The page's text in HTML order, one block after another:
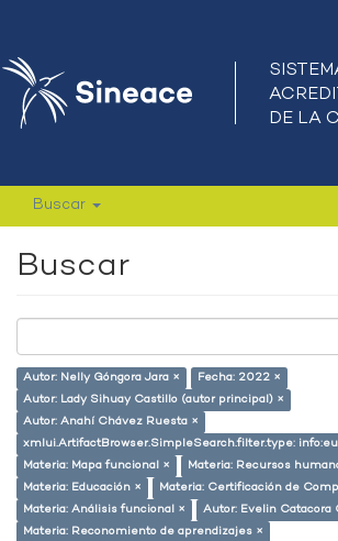
Buscar
Buscar
Autor: Nelly Góngora Jara ×
Fecha: 2022 ×
Autor: Lady Sihuay Castillo (autor principal) ×
Autor: Anahí Chávez Ruesta ×
xmlui.ArtifactBrowser.SimpleSearch.filter.type:
Materia: Mapa funcional ×
Materia: Recursos
Materia: Educación ×
Materia: Certificación de
Materia: Análisis funcional ×
Autor: Evelin Catacora
Materia: Reconomiento de aprendizajes ×